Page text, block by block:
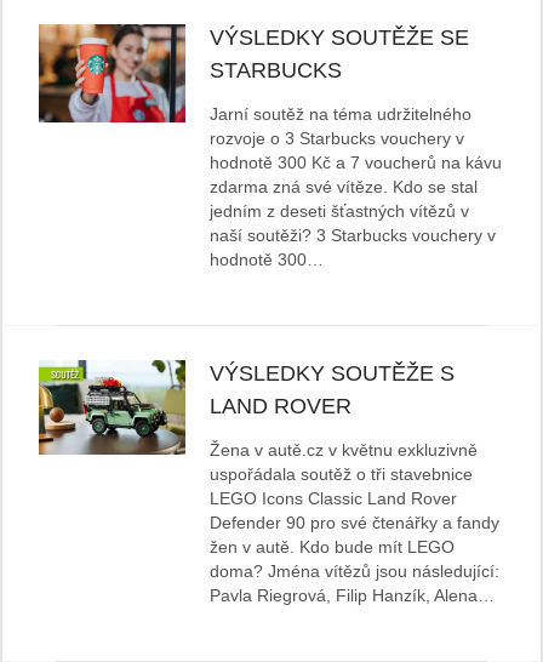
VÝSLEDKY SOUTĚŽE SE
STARBUCKS
Jarní soutěž na téma udržitelného
rozvoje o 3 Starbucks vouchery v
hodnotě 300 Kč a 7 voucherů na kávu
zdarma zná své vítěze. Kdo se stal
jedním z deseti šťastných vítězů v
naší soutěži? 3 Starbucks vouchery v
hodnotě 300…
VÝSLEDKY SOUTĚŽE S
LAND ROVER
Žena v autě.cz v květnu exkluzivně
uspořádala soutěž o tři stavebnice
LEGO Icons Classic Land Rover
Defender 90 pro své čtenářky a fandy
žen v autě. Kdo bude mít LEGO
doma? Jména vítězů jsou následující:
Pavla Riegrová, Filip Hanzík, Alena…